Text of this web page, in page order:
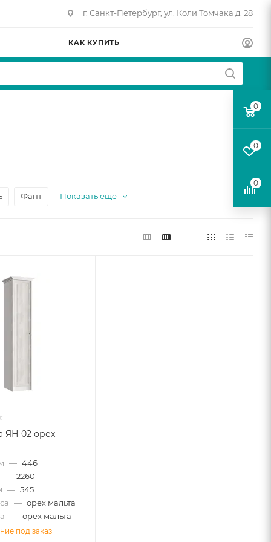
г. Санкт-Петербург, ул. Коли Томчака д. 28
КАК КУПИТЬ
Фант Показать еще
ЯН-02 орех
— 446
— 2260
— 545
— орех мальта
— орех мальта
под заказ
0
0
0